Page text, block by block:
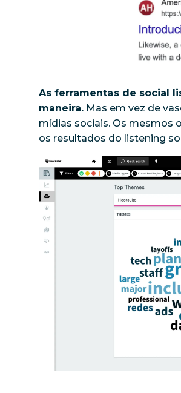
As ferramentas de social
maneira. Mas em vez de
mídias sociais. Os mesmos
os resultados do listening